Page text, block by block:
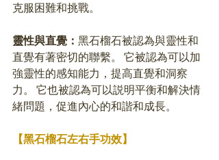
克服困難和挑戰。
靈性與直覺： 黑石榴石被認為與靈性和
直覺有著密切的聯繫。 它被認為可以加
強靈性的感知能力，提高直覺和洞察
力。 它也被認為可以説明平衡和解決情
緒問題，促進內心的和諧和成長。
【黑石榴石左右手功效】